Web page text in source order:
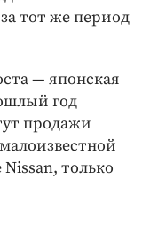
тот же период
— японская
год
продажи
только